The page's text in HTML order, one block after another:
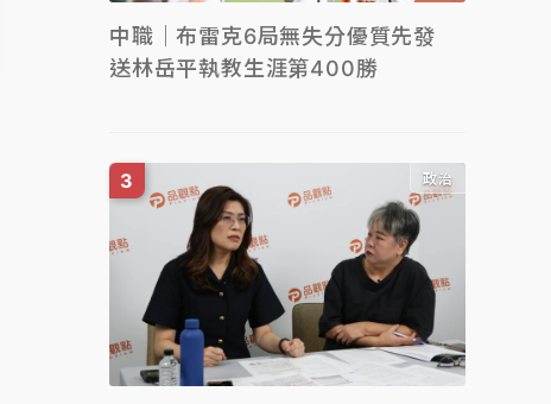
中職｜布雷克6局無失分優質先發
送林岳平執教生涯第400勝
政治